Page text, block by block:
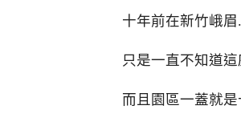
十年前在新竹峨
只是一直不知道
而且園區一蓋就